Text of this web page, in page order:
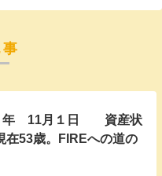
年 11月１日 資産状
53歳。FIREへの道の